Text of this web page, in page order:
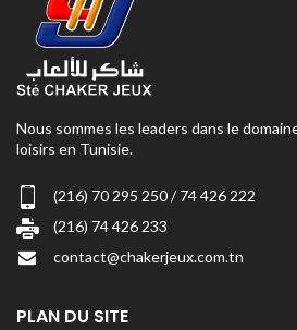
Nous sommes les leaders dans le
loisirs en Tunisie.
(216) 70 295 250 / 74 426 222
(216) 74 426 233
contact@chakerjeux.com.tn
PLAN DU SITE